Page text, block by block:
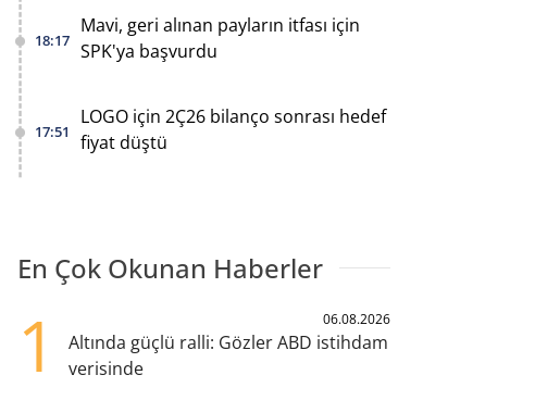
18:17
Mavi, geri alınan payların itfası için
SPK'ya başvurdu
17:51
LOGO için 2Ç26 bilanço sonrası hedef
fiyat düştü
En Çok Okunan Haberler
1 06.08.2026
Altında güçlü ralli: Gözler ABD istihdam
verisinde